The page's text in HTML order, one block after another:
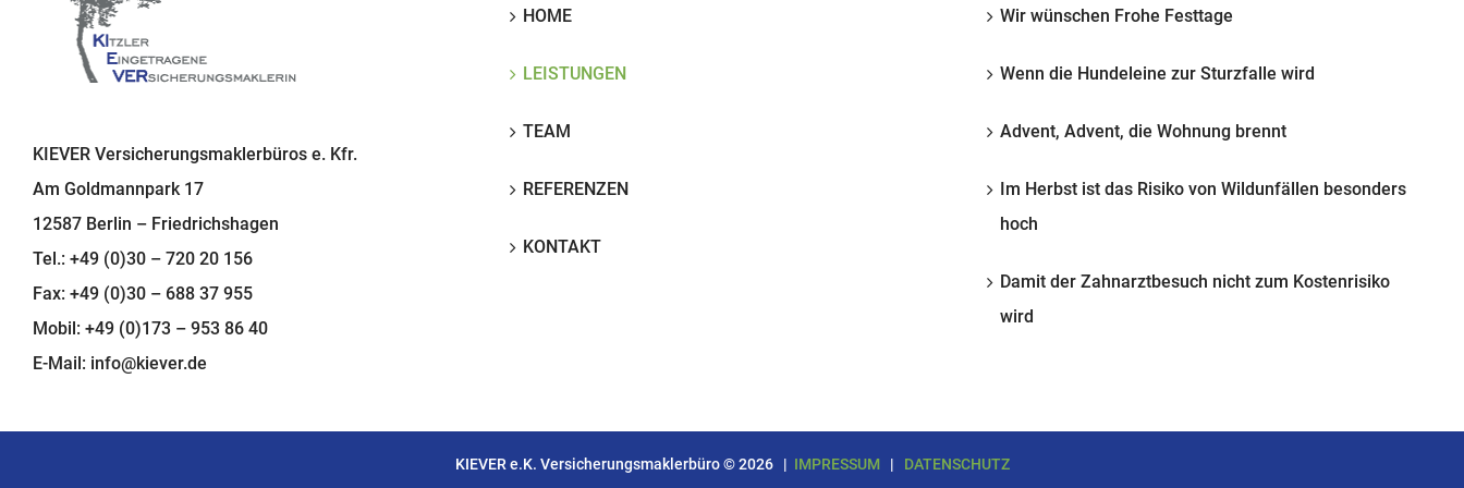
KIEVER Versicherungsmaklerbüros e. Kfr.
Am Goldmannpark 17
12587 Berlin – Friedrichshagen
Tel.: +49 (0)30 – 720 20 156
Fax: +49 (0)30 – 688 37 955
Mobil: +49 (0)173 – 953 86 40
E-Mail: info@kiever.de
HOME
LEISTUNGEN
TEAM
REFERENZEN
KONTAKT
Wir wünschen Frohe Festtage
Wenn die Hundeleine zur Sturzfalle wird
Advent, Advent, die Wohnung brennt
Im Herbst ist das Risiko von Wildunfällen besonders
hoch
Damit der Zahnarztbesuch nicht zum Kostenrisiko
wird
KIEVER e.K. Versicherungsmaklerbüro ©2026 | IMPRESSUM| DATENSCHUTZ